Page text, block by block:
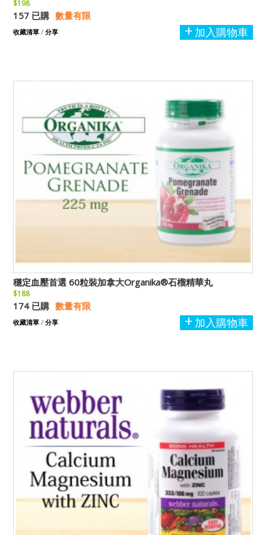
$198
157 已購 數量有限
加入購物車
收藏清單 / 分享
穩定血壓首選 60粒裝加拿大Organika®石榴精華丸
$188
174 已購 數量有限
加入購物車
收藏清單 / 分享